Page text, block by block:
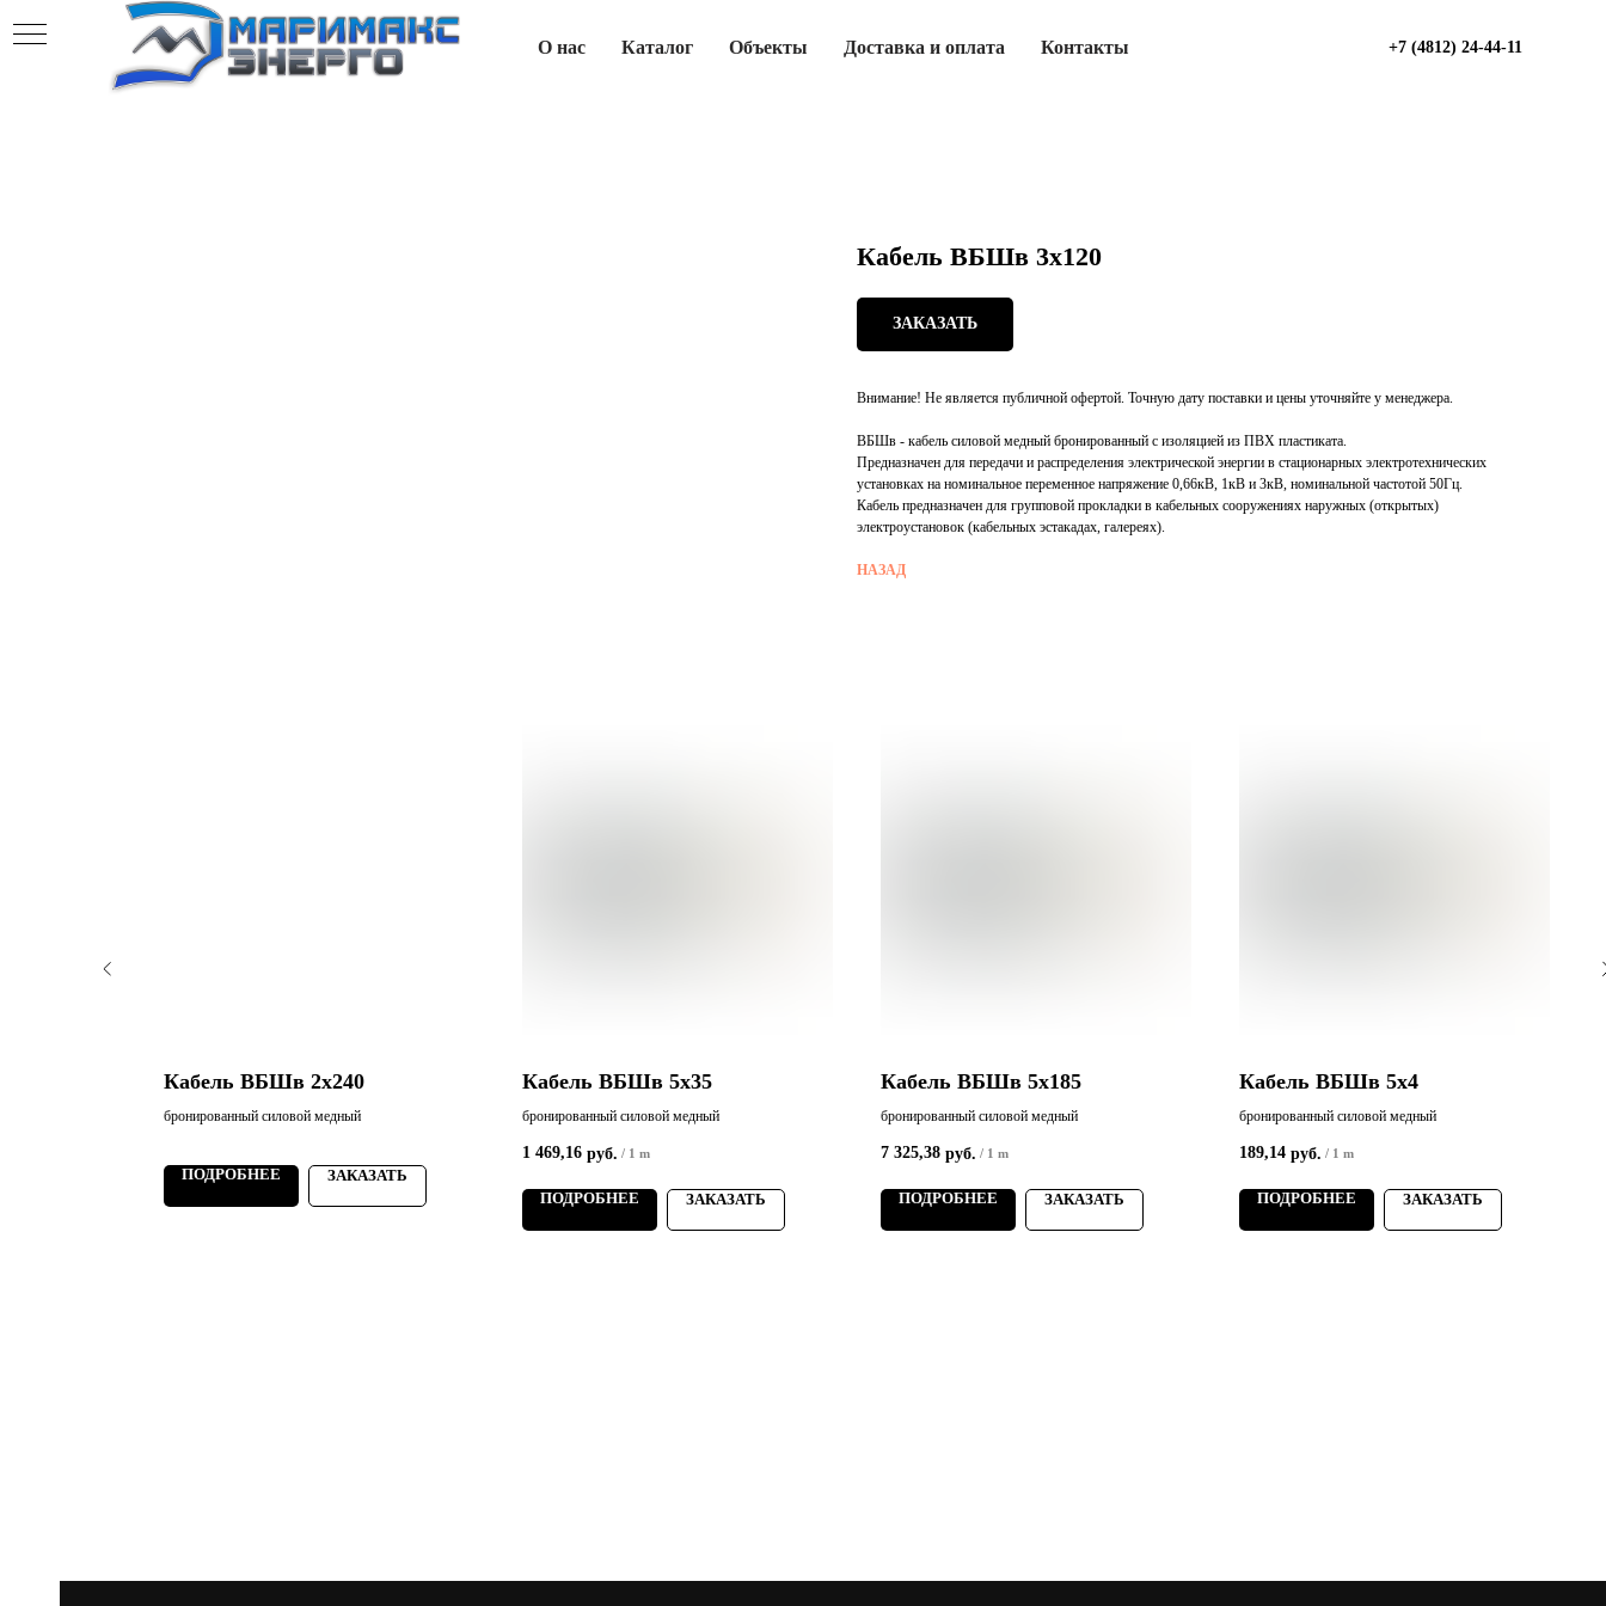
О нас Каталог Объекты Доставка и оплата Контакты +7 (4812) 24-44-11
Кабель ВБШв 3х120
ЗАКАЗАТЬ
Внимание! Не является публичной офертой. Точную дату поставки и цены уточняйте у менеджера.
ВБШв - кабель силовой медный бронированный с изоляцией из ПВХ пластиката.
Предназначен для передачи и распределения электрической энергии в стационарных электротехнических
установках на номинальное переменное напряжение 0,66кВ, 1кВ и 3кВ, номинальной частотой 50Гц.
Кабель предназначен для групповой прокладки в кабельных сооружениях наружных (открытых)
электроустановок (кабельных эстакадах, галереях).
НАЗАД
Кабель ВБШв 2х240
бронированный силовой медный
ПОДРОБНЕЕ ЗАКАЗАТЬ
Кабель ВБШв 5х35
бронированный силовой медный
1 469,16 руб. / 1 m
ПОДРОБНЕЕ ЗАКАЗАТЬ
Кабель ВБШв 5х185
бронированный силовой медный
7 325,38 руб. / 1 m
ПОДРОБНЕЕ ЗАКАЗАТЬ
Кабель ВБШв 5х4
бронированный силовой медный
189,14 руб. / 1 m
ПОДРОБНЕЕ ЗАКАЗАТЬ